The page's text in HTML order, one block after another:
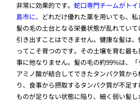
非常に効果的です。蛇口専門チームがト
島市に、どれだけ優れた薬を用いても、
髪の毛の土台となる栄養状態が乱れてい
引き出すことはできません。健康な髪は
ってこそ育つのです。その土壌を育む最
事に他なりません。髪の毛の約99%は、
アミノ酸が結合してできたタンパク質か
り、食事から摂取するタンパク質が不足
ものが足りない状態に陥り、細く弱い髪